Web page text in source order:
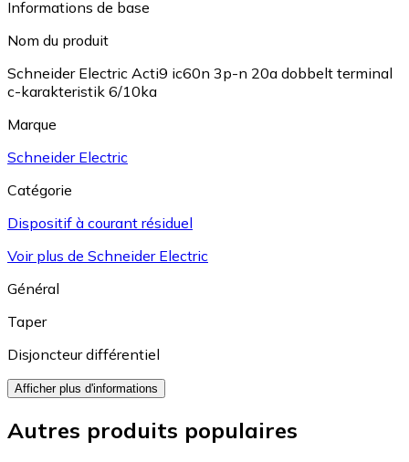
Informations de base
Nom du produit
Schneider Electric Acti9 ic60n 3p-n 20a dobbelt terminal
c-karakteristik 6/10ka
Marque
Schneider Electric
Catégorie
Dispositif à courant résiduel
Voir plus de Schneider Electric
Général
Taper
Disjoncteur différentiel
Afficher plus d'informations
Autres produits populaires